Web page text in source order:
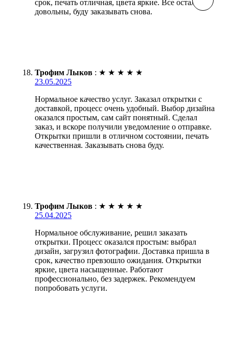
срок, печать отличная, цвета яркие. Все остались
довольны, буду заказывать снова.
Трофим Лыков : ★ ★ ★ ★ ★
23.05.2025
Нормальное качество услуг. Заказал открытки с
доставкой, процесс очень удобный. Выбор дизайна
оказался простым, сам сайт понятный. Сделал
заказ, и вскоре получили уведомление о отправке.
Открытки пришли в отличном состоянии, печать
качественная. Заказывать снова буду.
Трофим Лыков : ★ ★ ★ ★ ★
25.04.2025
Нормальное обслуживание, решил заказать
открытки. Процесс оказался простым: выбрал
дизайн, загрузил фотографии. Доставка пришла в
срок, качество превзошло ожидания. Открытки
яркие, цвета насыщенные. Работают
профессионально, без задержек. Рекомендуем
попробовать услуги.